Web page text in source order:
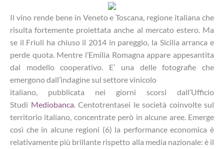
Il vino rende bene in Veneto e Toscana, regione italiana che
risulta fortemente proiettata anche al mercato estero. Ma
se il Friuli ha chiuso il 2014 in pareggio, la Sicilia arranca e
perde quota. Mentre l’Emilia Romagna appare appesantita
dal modello cooperativo. E’ una delle fotografie che
emergono dall’indagine sul settore vinicolo
italiano, pubblicata nei giorni scorsi dall’Ufficio
Studi Mediobanca. Centotrentasei le società coinvolte sul
territorio italiano, concentrate però in alcune aree. Emerge
così che in alcune regioni (6) la performance economica è
relativamente più brillante rispetto alla media nazionale: è il